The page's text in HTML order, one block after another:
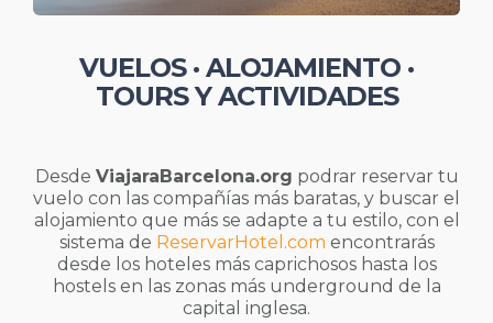
VUELOS · ALOJAMIENTO ·
TOURS Y ACTIVIDADES
Desde ViajaraBarcelona.org podrar reservar tu
vuelo con las compañías más baratas, y buscar el
alojamiento que más se adapte a tu estilo, con el
sistema de ReservarHotel.com encontrarás
desde los hoteles más caprichosos hasta los
hostels en las zonas más underground de la
capital inglesa.